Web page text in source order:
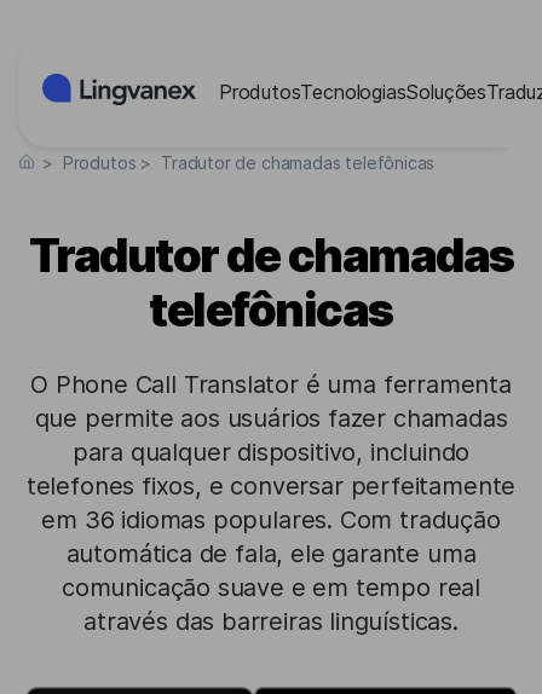
ProdutosTecnologiasSoluções
> Produtos > Tradutor de chamadas telefônicas
Tradutor de chamadas
telefônicas
O Phone Call Translator é uma ferramenta
que permite aos usuários fazer chamadas
para qualquer dispositivo, incluindo
telefones fixos, e conversar perfeitamente
em 36 idiomas populares. Com tradução
automática de fala, ele garante uma
comunicação suave e em tempo real
através das barreiras linguísticas.